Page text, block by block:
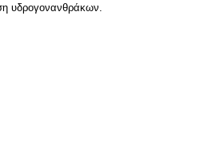
υδρογονανθράκων.